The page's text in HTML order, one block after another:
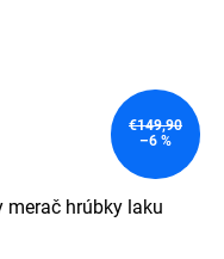
€149,90
–6 %
merač hrúbky laku